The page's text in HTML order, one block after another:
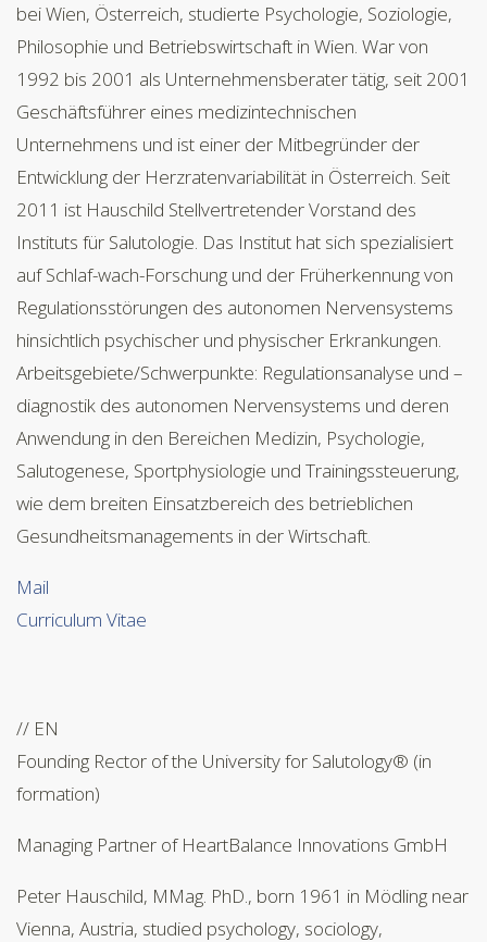
bei Wien, Österreich, studierte Psychologie, Soziologie,
Philosophie und Betriebswirtschaft in Wien. War von
1992 bis 2001 als Unternehmensberater tätig, seit 2001
Geschäftsführer eines medizintechnischen
Unternehmens und ist einer der Mitbegründer der
Entwicklung der Herzratenvariabilität in Österreich. Seit
2011 ist Hauschild Stellvertretender Vorstand des
Instituts für Salutologie. Das Institut hat sich spezialisiert
auf Schlaf-wach-Forschung und der Früherkennung von
Regulationsstörungen des autonomen Nervensystems
hinsichtlich psychischer und physischer Erkrankungen.
Arbeitsgebiete/Schwerpunkte: Regulationsanalyse und –
diagnostik des autonomen Nervensystems und deren
Anwendung in den Bereichen Medizin, Psychologie,
Salutogenese, Sportphysiologie und Trainingssteuerung,
wie dem breiten Einsatzbereich des betrieblichen
Gesundheitsmanagements in der Wirtschaft.
Mail
Curriculum Vitae
// EN
Founding Rector of the University for Salutology® (in
formation)
Managing Partner of HeartBalance Innovations GmbH
Peter Hauschild, MMag. PhD., born 1961 in Mödling near
Vienna, Austria, studied psychology, sociology,